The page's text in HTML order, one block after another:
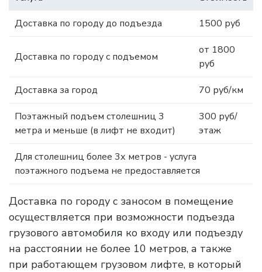
Доставка по городу до подъезда
1500 руб
Доставка по городу с подъемом
от 1800
руб
Доставка за город 70 руб/км
Поэтажный подъем столешниц 3
метра и меньше (в лифт не входит)
300 руб/
этаж
Для столешниц более 3х метров - услуга
поэтажного подъема не предоставляется
Доставка по городу с заносом в помещение
осуществляется при возможности подъезда
грузового автомобиля ко входу или подъезду
на расстоянии не более 10 метров, а также
при работающем грузовом лифте, в который